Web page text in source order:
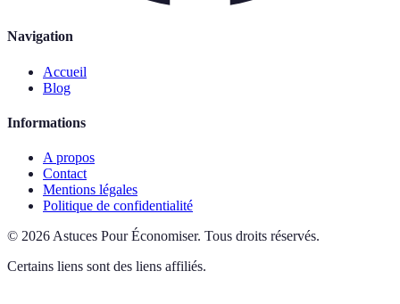
Navigation
Accueil
Blog
Informations
A propos
Contact
Mentions légales
Politique de confidentialité
© 2026 Astuces Pour Économiser. Tous droits réservés.
Certains liens sont des liens affiliés.